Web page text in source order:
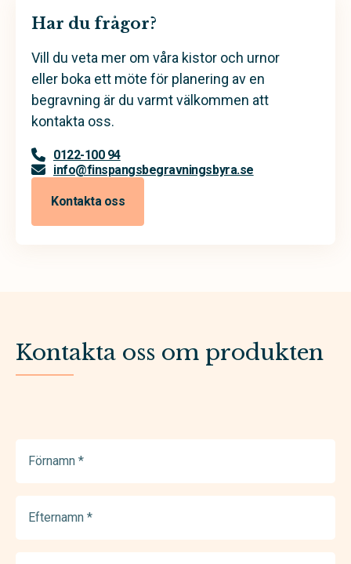
Har du frågor?
Vill du veta mer om våra kistor och urnor
eller boka ett möte för planering av en
begravning är du varmt välkommen att
kontakta oss.
0122-100 94
info@finspangsbegravningsbyra.se
Kontakta oss
Kontakta oss om produkten
(Required)
(Required)